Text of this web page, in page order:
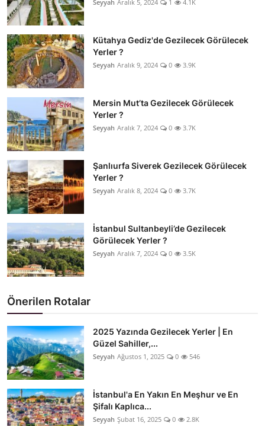
Seyyah Aralık 5, 2024 1 4.1K
Kütahya Gediz'de Gezilecek Görülecek
Yerler ?
Seyyah Aralık 9, 2024 0 3.9K
Mersin Mut’ta Gezilecek Görülecek
Yerler ?
Seyyah Aralık 7, 2024 0 3.7K
Şanlıurfa Siverek Gezilecek Görülecek
Yerler ?
Seyyah Aralık 8, 2024 0 3.7K
İstanbul Sultanbeyli’de Gezilecek
Görülecek Yerler ?
Seyyah Aralık 7, 2024 0 3.5K
Önerilen Rotalar
2025 Yazında Gezilecek Yerler | En
Güzel Sahiller,...
Seyyah Ağustos 1, 2025 0 546
İstanbul'a En Yakın En Meşhur ve En
Şifalı Kaplıca...
Seyyah Şubat 16, 2025 0 2.8K